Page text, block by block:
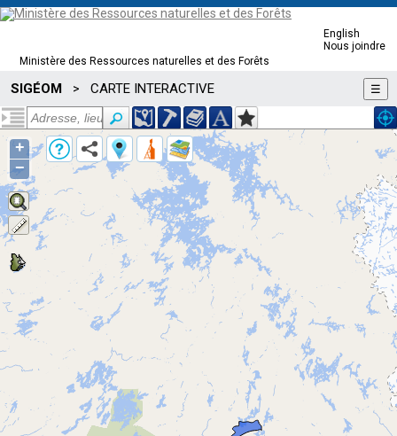
Ministère des Ressources naturelles et des Forêts
English
Nous joindre
SIGÉOM > CARTE INTERACTIVE ☰
+
−